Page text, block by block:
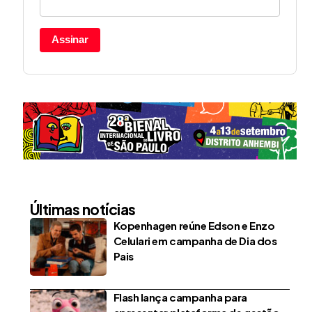
Assinar
Últimas notícias
Kopenhagen reúne Edson e Enzo
Celulari em campanha de Dia dos
Pais
Flash lança campanha para